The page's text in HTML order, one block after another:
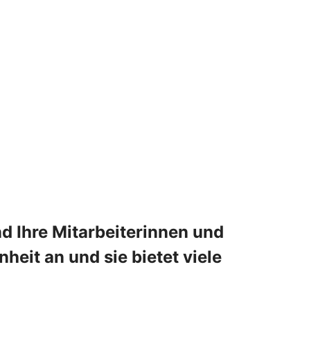
Ihre Mitarbeiterinnen und
an und sie bietet viele